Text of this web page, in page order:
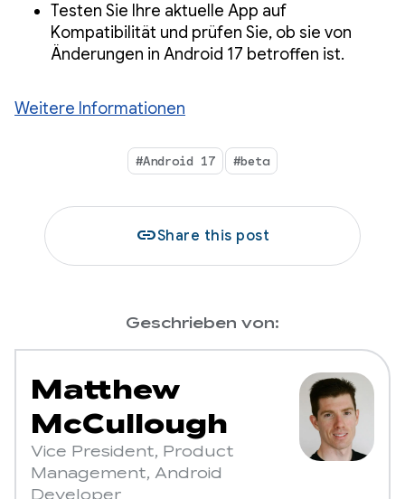
Testen Sie Ihre aktuelle App auf
Kompatibilität und prüfen Sie, ob sie von
Änderungen in Android 17 betroffen ist.
Weitere Informationen
#Android 17 #beta
linkShare this post
Geschrieben von:
Matthew
McCullough
Vice President, Product
Management, Android